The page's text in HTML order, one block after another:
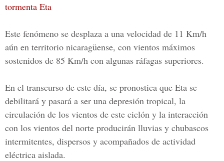
tormenta Eta
Este fenómeno se desplaza a una velocidad de 11 Km/h
aún en territorio nicaragüense, con vientos máximos
sostenidos de 85 Km/h con algunas ráfagas superiores.
En el transcurso de este día, se pronostica que Eta se
debilitará y pasará a ser una depresión tropical, la
circulación de los vientos de este ciclón y la interacción
con los vientos del norte producirán lluvias y chubascos
intermitentes, dispersos y acompañados de actividad
eléctrica aislada.